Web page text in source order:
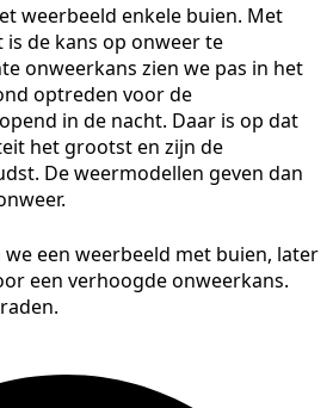
weerbeeld enkele buien. Met
de kans op onweer te
onweerkans zien we pas in het
optreden voor de
in de nacht. Daar is op dat
het grootst en zijn de
De weermodellen geven dan
een weerbeeld met buien, later
een verhoogde onweerkans.